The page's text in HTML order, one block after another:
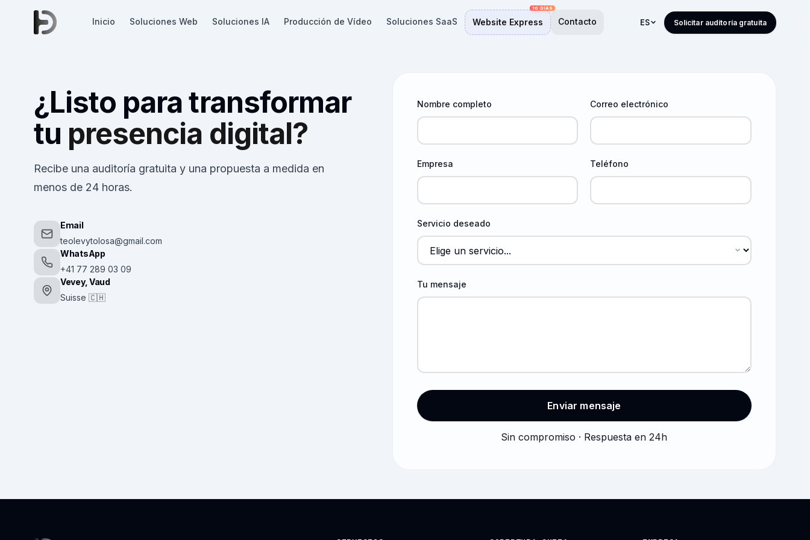
Inicio Soluciones Web Soluciones IA Producción de Vídeo Soluciones SaaS Website Express Contacto ES Solicitar auditoría gratuita
¿Listo para transformar
tu presencia digital?
Recibe una auditoría gratuita y una propuesta a medida en
menos de 24 horas.
Email
teolevytolosa@gmail.com
WhatsApp
+41 77 289 03 09
Vevey, Vaud
Suisse 🇨🇭
Nombre completo Correo electrónico
Empresa Teléfono
Servicio deseado
Tu mensaje
Enviar mensaje
Sin compromiso · Respuesta en 24h